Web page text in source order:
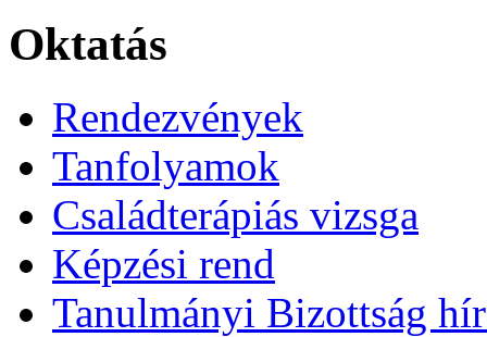
Oktatás
Rendezvények
Tanfolyamok
Családterápiás vizsga
Képzési rend
Tanulmányi Bizottság